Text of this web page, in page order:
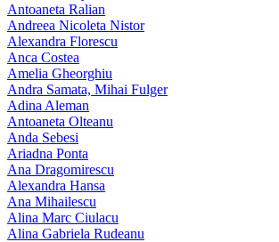
Antoaneta Ralian
Andreea Nicoleta Nistor
Alexandra Florescu
Anca Costea
Amelia Gheorghiu
Andra Samata, Mihai Fulger
Adina Aleman
Antoaneta Olteanu
Anda Sebesi
Ariadna Ponta
Ana Dragomirescu
Alexandra Hansa
Ana Mihailescu
Alina Marc Ciulacu
Alina Gabriela Rudeanu